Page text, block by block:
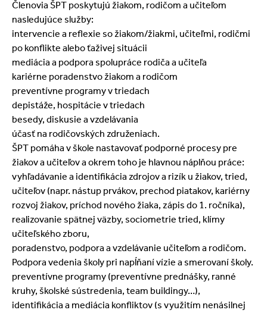
Členovia ŠPT poskytujú žiakom, rodičom a učiteľom
nasledujúce služby:
intervencie a reflexie so žiakom/žiakmi, učiteľmi, rodičmi
po konflikte alebo ťaživej situácii
mediácia a podpora spolupráce rodiča a učiteľa
kariérne poradenstvo žiakom a rodičom
preventívne programy v triedach
depistáže, hospitácie v triedach
besedy, diskusie a vzdelávania
účasť na rodičovských združeniach.
ŠPT pomáha v škole nastavovať podporné procesy pre
žiakov a učiteľov a okrem toho je hlavnou náplňou práce:
vyhľadávanie a identifikácia zdrojov a rizík u žiakov, tried,
učiteľov (napr. nástup prvákov, prechod piatakov, kariérny
rozvoj žiakov, príchod nového žiaka, zápis do 1. ročníka),
realizovanie spätnej väzby, sociometrie tried, klímy
učiteľského zboru,
poradenstvo, podpora a vzdelávanie učiteľom a rodičom.
Podpora vedenia školy pri napĺňaní vízie a smerovaní školy.
preventívne programy (preventívne prednášky, ranné
kruhy, školské sústredenia, team buildingy…),
identifikácia a mediácia konfliktov (s využitím nenásilnej